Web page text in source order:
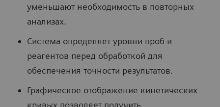
уменьшают необходимость в повторных
анализах.
Система определяет уровни проб и
реагентов перед обработкой для
обеспечения точности результатов.
Графическое отображение кинетических
кривых позволяет получить